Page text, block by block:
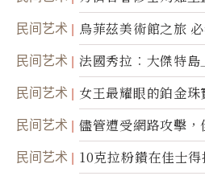
民间艺术 烏菲茲美術館之旅
民间艺术 法國秀拉︰大傑特島
民间艺术 女王最耀眼的鉑金珠
民间艺术
儘管遭受網路攻擊
賣
民间艺术 10克拉粉鑽在佳士